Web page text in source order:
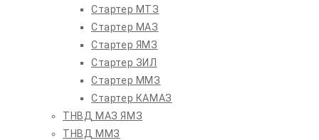
Стартер МТЗ
Стартер МАЗ
Стартер ЯМЗ
Стартер ЗИЛ
Стартер ММЗ
Стартер КАМАЗ
ТНВД МАЗ ЯМЗ
ТНВД ММЗ